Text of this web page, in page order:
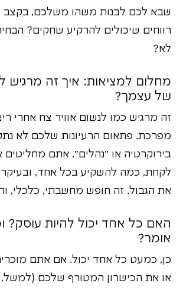
שבא לכם לבנות משהו משלכם,
רווחים שיכולים להרקיע שחקים?
לא?
מחלום למציאות: איך זה מרגיש
של עצמך?
זה מרגיש כמו לנשום אוויר צח אחרי
מפרכת. פתאום הרעיונות שלכם לא
בירוקרטיה או "נהלים". אתם מחליטים
לקחת, כמה להשקיע בכל אחד,
את הגבול. זה חופש מחשבתי, כלכלי,
האם כל אחד יכול להיות עוסק?
אומר?
כן, כמעט כל אחד יכול. אם אתם
או את הכישרון המטורף שלכם (למשל,